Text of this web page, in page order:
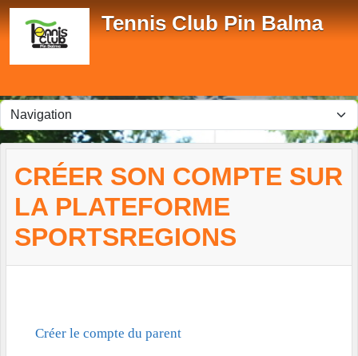
Tennis Club Pin Balma
CRÉER SON COMPTE SUR
LA PLATEFORME
SPORTSREGIONS
Créer le compte du parent
Panneau de gestion des cookies